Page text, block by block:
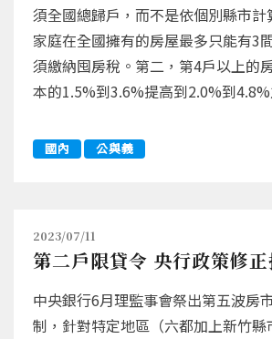
須全國總歸戶，而不是依個別縣市
家庭在全國擁有的房屋最多只能有3
須繳納囤房稅。第二，第4戶以上的
本的1.5%到3.6%提高到2.0%到
國內 公與義
2023/07/11
第二戶限貸令 央行政策修
中央銀行6月理監事會祭出第五波房
制，針對特定地區（六都加上新竹